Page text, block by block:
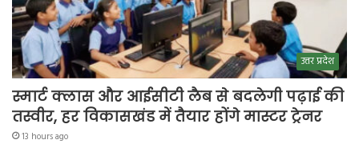
उत्तर प्रदेश
स्मार्ट क्लास और आईसीटी लैब से बदलेगी पढ़ाई की
तस्वीर, हर विकासखंड में तैयार होंगे मास्टर ट्रेनर
13 hours ago